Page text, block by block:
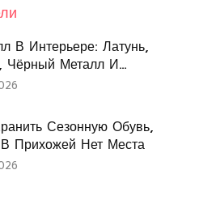
В Интерьере: Латунь,
Чёрный Металл И
Сталь
Сезонную Обувь,
Прихожей Нет Места